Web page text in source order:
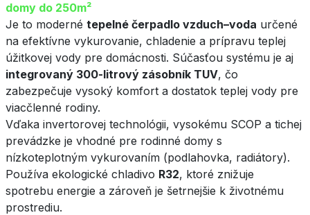
domy do 250m²
Je to moderné tepelné čerpadlo vzduch–voda určené
na efektívne vykurovanie, chladenie a prípravu teplej
úžitkovej vody pre domácnosti. Súčasťou systému je aj
integrovaný 300-litrový zásobník TUV, čo
zabezpečuje vysoký komfort a dostatok teplej vody pre
viacčlenné rodiny.
Vďaka invertorovej technológii, vysokému SCOP a tichej
prevádzke je vhodné pre rodinné domy s
nízkoteplotným vykurovaním (podlahovka, radiátory).
Používa ekologické chladivo R32, ktoré znižuje
spotrebu energie a zároveň je šetrnejšie k životnému
prostrediu.